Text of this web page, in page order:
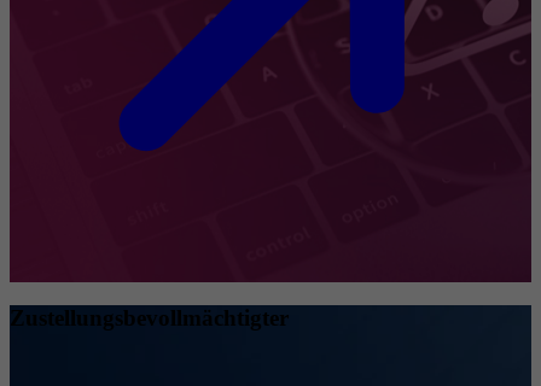
Zustellungsbevollmächtigter